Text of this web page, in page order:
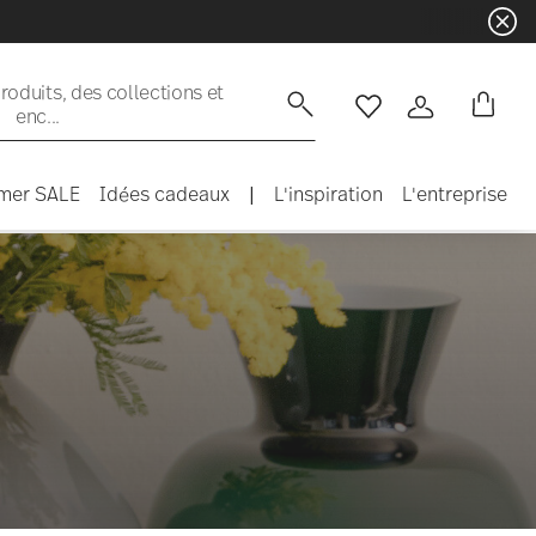
des collections et
enc...
Liste de souhaits
Connexion
SALE Idées cadeaux | L'inspiration L'entreprise